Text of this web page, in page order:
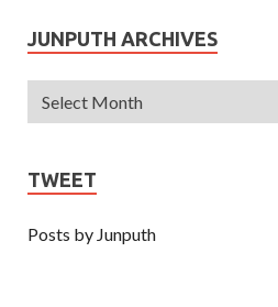
JUNPUTH ARCHIVES
TWEET
Posts by Junputh